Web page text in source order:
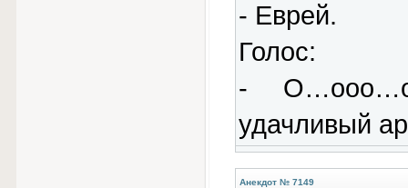
- Еврей.
Голос:
-
удачливый
Анекдот № 7149